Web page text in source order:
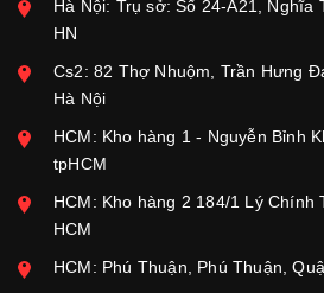
Hà Nội: Trụ sở: Số 24-A21, Nghĩa
HN
Cs2: 82 Thợ Nhuộm, Trần Hưng
Hà Nội
HCM: Kho hàng 1 - Nguyễn Bỉnh
tpHCM
HCM: Kho hàng 2 184/1 Lý Chính
HCM
HCM: Phú Thuận, Phú Thuận,